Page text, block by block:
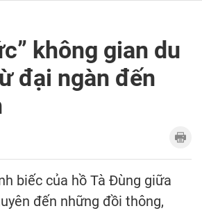
không gian du
đại ngàn đến
biếc của hồ Tà Đùng giữa
đến những đồi thông,